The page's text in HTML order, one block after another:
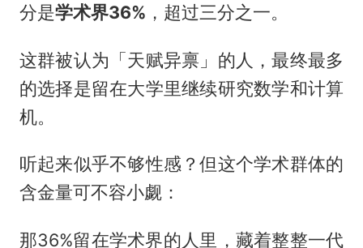
分是学术界36% ，超过三分之一。
这群被认为「天赋异禀」的人，最终最多
的选择是留在大学里继续研究数学和计算
机。
听起来似乎不够性感？但这个学术群体的
含金量可不容小觑：
那36%留在学术界的人里，藏着整整一代